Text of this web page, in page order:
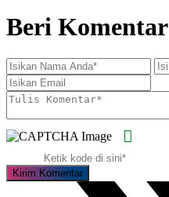
Beri Komentar